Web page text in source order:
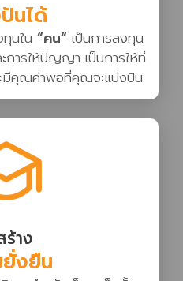
นได้
นใน “คน“ เป็นการลงทุน
ารให้ปัญญา เป็นการให้ที่
มีคุณค่าพอที่คุณจะแบ่งปัน
ร้าง
งยืน